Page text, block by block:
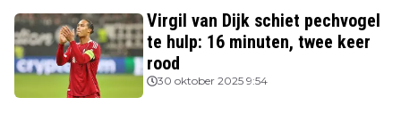
Virgil van Dijk schiet pechvogel
te hulp: 16 minuten, twee keer
rood
30 oktober 2025 9:54